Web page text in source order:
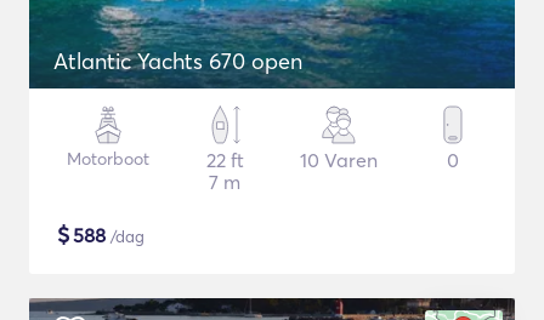
Atlantic Yachts 670 open
Motorboot
22 ft
7 m
10 Varen 0
$588 /dag